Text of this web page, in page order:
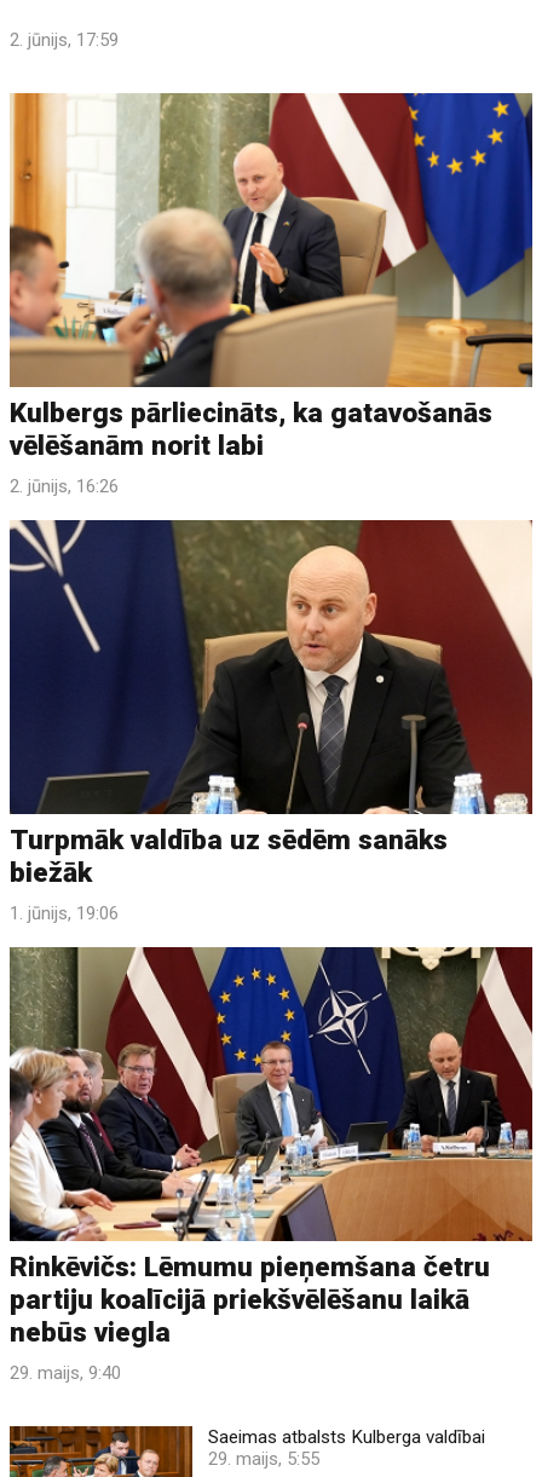
2. jūnijs, 17:59
Kulbergs pārliecināts, ka gatavošanās
vēlēšanām norit labi
2. jūnijs, 16:26
Turpmāk valdība uz sēdēm sanāks
biežāk
1. jūnijs, 19:06
Rinkēvičs: Lēmumu pieņemšana četru
partiju koalīcijā priekšvēlēšanu laikā
nebūs viegla
29. maijs, 9:40
Saeimas atbalsts Kulberga valdībai
29. maijs, 5:55